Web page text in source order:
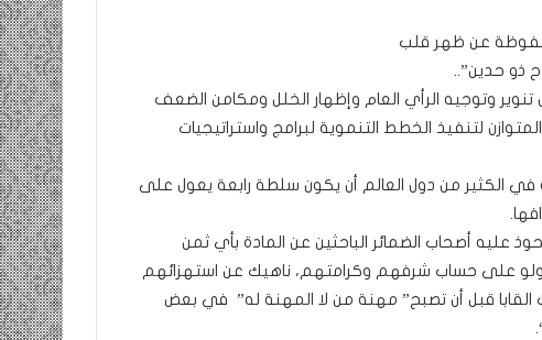
عن ظهر قلب
ذو حدين”..
وتوجيه الرأي العام وإظهار الخلل ومكامن الضعف
لتنفيذ الخطط التنموية لبرامج واستراتيجيات
في الكثير من دول العالم أن يكون سلطة رابعة يعول على
عليه أصحاب الضمائر الباحثين عن المادة بأي ثمن
ولو على حساب شرفهم وكرامتهم، ناهيك عن استهزائهم
قبل أن تصبح” مهنة من لا المهنة له” في بعض
الإنسانية في
بونا
/
حزب
…/
مطرقة
وسندان
المغاضبين
ومضة : / …حزب الانصاف …/ بين
مطرقة المعارضة… وسندان المغاضبين
… !!! / الشريف بونا